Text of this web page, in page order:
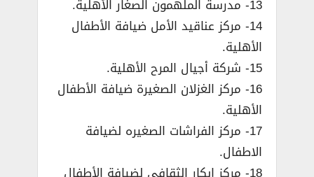
13- مدرسة الملهمون الصغار الأهلية.
14- مركز عناقيد الأمل ضيافة الأطفال
الأهلية.
15- شركة أجيال المرح الأهلية.
16- مركز الغزلان الصغيرة ضيافة الأطفال
الأهلية.
17- مركز الفراشات الصغيره لضيافة
الاطفال.